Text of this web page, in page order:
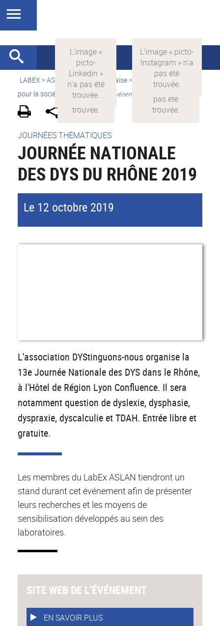
LABEX >ASLAN > Version française>
La science avec et
pour la société
Valorisation Evénements grand public
JOURNÉES THÉMATIQUES
JOURNÉE NATIONALE
DES DYS DU RHÔNE 2019
Le 12 octobre 2019
L'association DYStinguons-nous organise la
13e Journée Nationale des DYS dans le Rhône,
à l'Hôtel de Région Lyon Confluence. Il sera
notamment question de dyslexie, dysphasie,
dyspraxie, dyscalculie et TDAH. Entrée libre et
gratuite.
Les membres du LabEx ASLAN tiendront un
stand durant cet événement afin de présenter
leurs recherches et les moyens de
sensibilisation développés au sein des
laboratoires.
SITE WEB DE L'ÉVÉNEMENT
EN SAVOIR PLUS